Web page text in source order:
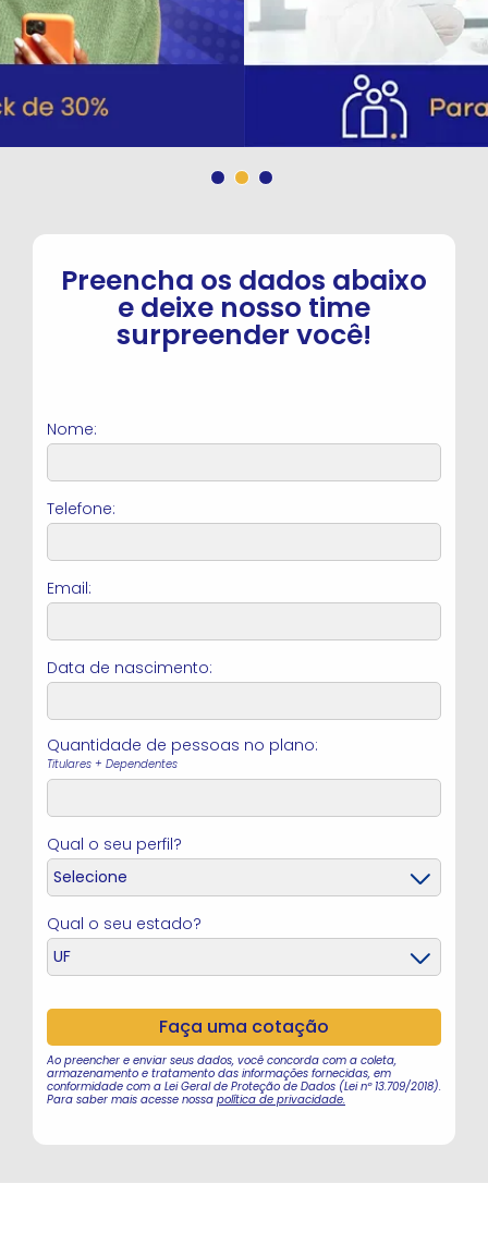
Preencha os dados abaixo
e deixe nosso time
surpreender você!
Nome:
Telefone:
Email:
Data de nascimento:
Quantidade de pessoas no plano:
Titulares + Dependentes
Qual o seu perfil?
Qual o seu estado?
Ao preencher e enviar seus dados, você concorda com a coleta,
armazenamento e tratamento das informações fornecidas, em
conformidade com a Lei Geral de Proteção de Dados (Lei nº 13.709/2018).
Para saber mais acesse nossa política de privacidade.